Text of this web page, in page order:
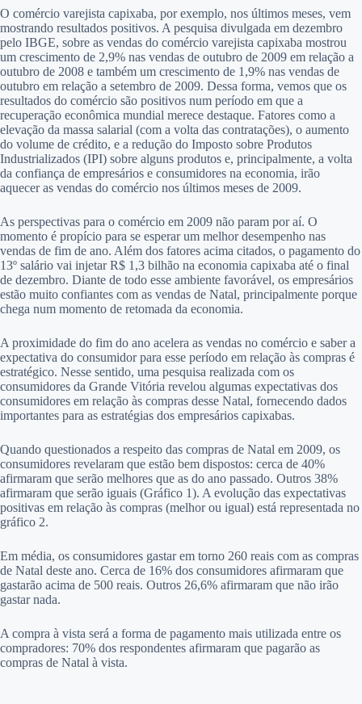
O comércio varejista capixaba, por exemplo, nos últimos meses, vem
mostrando resultados positivos. A pesquisa divulgada em dezembro
pelo IBGE, sobre as vendas do comércio varejista capixaba mostrou
um crescimento de 2,9% nas vendas de outubro de 2009 em relação a
outubro de 2008 e também um crescimento de 1,9% nas vendas de
outubro em relação a setembro de 2009. Dessa forma, vemos que os
resultados do comércio são positivos num período em que a
recuperação econômica mundial merece destaque. Fatores como a
elevação da massa salarial (com a volta das contratações), o aumento
do volume de crédito, e a redução do Imposto sobre Produtos
Industrializados (IPI) sobre alguns produtos e, principalmente, a volta
da confiança de empresários e consumidores na economia, irão
aquecer as vendas do comércio nos últimos meses de 2009.
As perspectivas para o comércio em 2009 não param por aí. O
momento é propício para se esperar um melhor desempenho nas
vendas de fim de ano. Além dos fatores acima citados, o pagamento do
13º salário vai injetar R$ 1,3 bilhão na economia capixaba até o final
de dezembro. Diante de todo esse ambiente favorável, os empresários
estão muito confiantes com as vendas de Natal, principalmente porque
chega num momento de retomada da economia.
A proximidade do fim do ano acelera as vendas no comércio e saber a
expectativa do consumidor para esse período em relação às compras é
estratégico. Nesse sentido, uma pesquisa realizada com os
consumidores da Grande Vitória revelou algumas expectativas dos
consumidores em relação às compras desse Natal, fornecendo dados
importantes para as estratégias dos empresários capixabas.
Quando questionados a respeito das compras de Natal em 2009, os
consumidores revelaram que estão bem dispostos: cerca de 40%
afirmaram que serão melhores que as do ano passado. Outros 38%
afirmaram que serão iguais (Gráfico 1). A evolução das expectativas
positivas em relação às compras (melhor ou igual) está representada no
gráfico 2.
Em média, os consumidores gastar em torno 260 reais com as compras
de Natal deste ano. Cerca de 16% dos consumidores afirmaram que
gastarão acima de 500 reais. Outros 26,6% afirmaram que não irão
gastar nada.
A compra à vista será a forma de pagamento mais utilizada entre os
compradores: 70% dos respondentes afirmaram que pagarão as
compras de Natal à vista.